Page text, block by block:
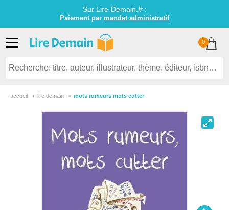
Sur Lire-Demain. fr:
Paiement par mandat administratif
0
accueil lire demain mots rumeurs mots cutter